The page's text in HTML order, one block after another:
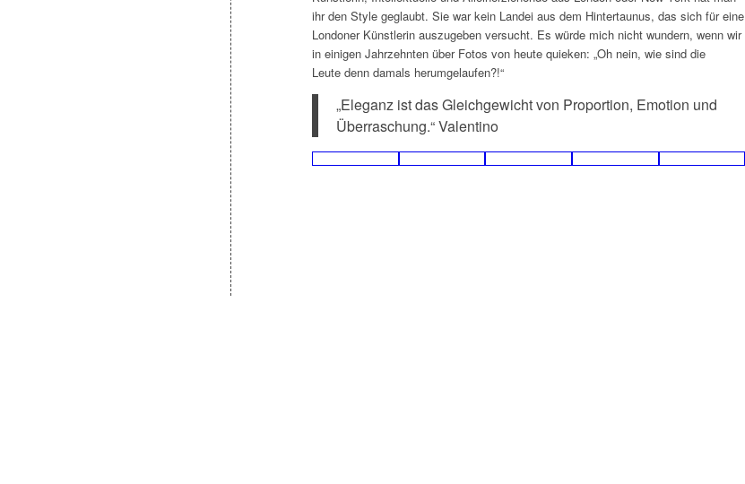
ihr den Style geglaubt. Sie war kein Landei aus dem Hintertaunus, das sich für eine
Londoner Künstlerin auszugeben versucht. Es würde mich nicht wundern, wenn wir
in einigen Jahrzehnten über Fotos von heute quieken: „Oh nein, wie sind die
Leute denn damals herumgelaufen?!“
„Eleganz ist das Gleichgewicht von Proportion, Emotion und
Überraschung.“ Valentino